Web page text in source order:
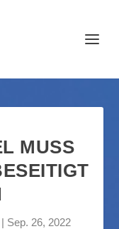
MUSS
| Sep. 26, 2022